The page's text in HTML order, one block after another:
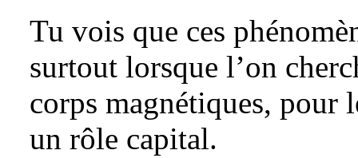
Tu vois que ces
surtout lorsque l’on
corps magnétiques, pour
un rôle capital.